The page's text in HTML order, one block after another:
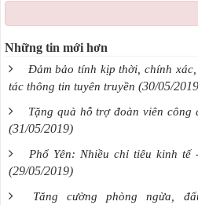
Những tin mới hơn
Đảm bảo tính kịp thời, chính
tác thông tin tuyên truyền (30/05/
Tặng quà hỗ trợ đoàn viên công
(31/05/2019)
Phổ Yên: Nhiều chỉ tiêu kinh
(29/05/2019)
Tăng cường phòng ngừa,